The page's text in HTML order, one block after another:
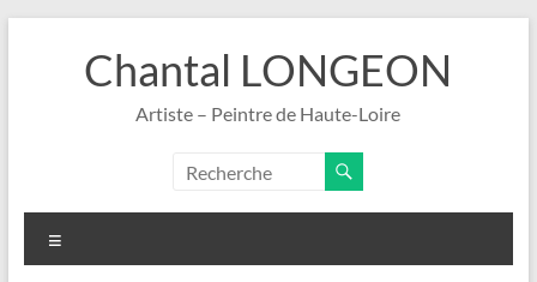
Chantal LONGEON
Artiste – Peintre de Haute-Loire